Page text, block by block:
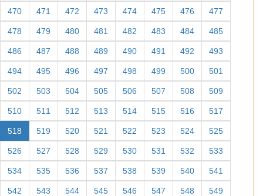
470 471 472 473 474 475 476 477
478 479 480 481 482 483 484 485
486 487 488 489 490 491 492 493
494 495 496 497 498 499 500 501
502 503 504 505 506 507 508 509
510 511 512 513 514 515 516 517
518 519 520 521 522 523 524 525
526 527 528 529 530 531 532 533
534 535 536 537 538 539 540 541
542 543 544 545 546 547 548 549